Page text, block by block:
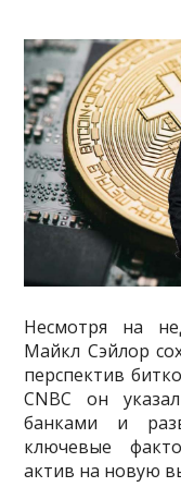
Несмотря на
Майкл Сэйлор
перспектив
CNBC он
банками и
ключевые
актив на новую